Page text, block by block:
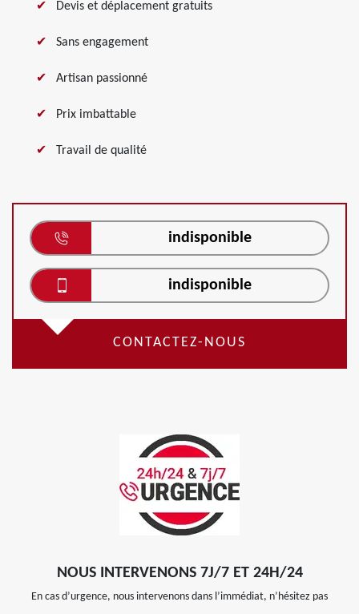
Devis et déplacement gratuits
Sans engagement
Artisan passionné
Prix imbattable
Travail de qualité
indisponible
indisponible
CONTACTEZ-NOUS
NOUS INTERVENONS 7J/7 ET 24H/24
En cas d’urgence, nous intervenons dans l’immédiat, n’hésitez pas